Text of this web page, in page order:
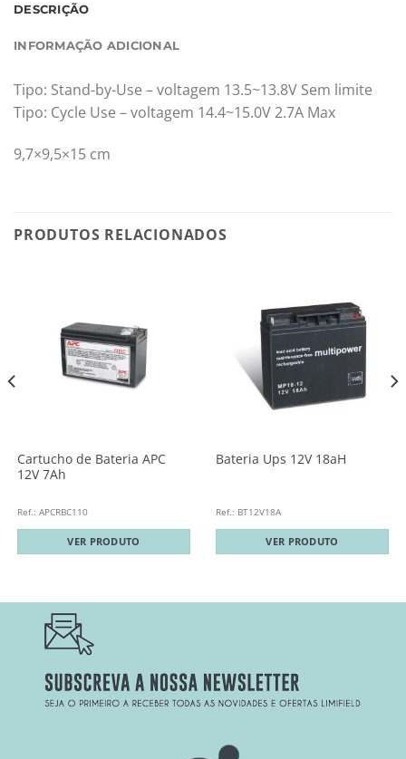
DESCRIÇÃO
INFORMAÇÃO ADICIONAL
Tipo: Stand-by-Use – voltagem 13.5~13.8V Sem limite
Tipo: Cycle Use – voltagem 14.4~15.0V 2.7A Max
9,7×9,5×15 cm
PRODUTOS RELACIONADOS
Cartucho de Bateria APC
12V 7Ah
Ref.: APCRBC110
VER PRODUTO
Bateria Ups 12V 18aH
Ref.: BT12V18A
VER PRODUTO